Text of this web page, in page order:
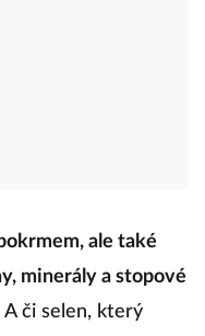
ale také
minerály a stopové
či selen, který